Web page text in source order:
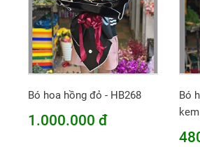
Bó hoa hồng đỏ - HB268
1.000.000 đ
Bó